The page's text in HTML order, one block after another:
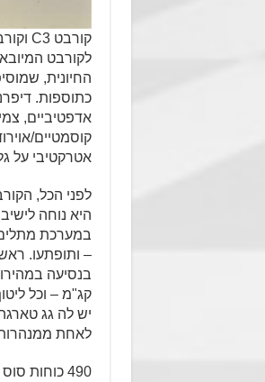
קורבט C3 וקורבט C8
כתוספות.
אדפטיביים,
אטרקטיבי על
לפני הכל,
היא נוחה
במערכת
– ותופתעו.
יש לה גג
לאחת ממנהרות כביש 6 ומעכתם את